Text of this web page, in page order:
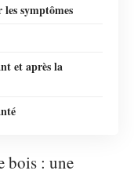
symptômes
et après la
bois : une